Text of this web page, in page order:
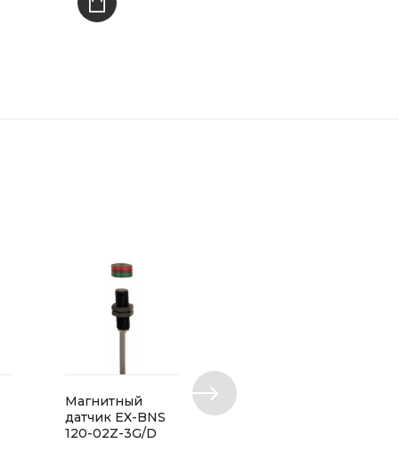
Магнитный
датчик EX-BNS
120-02Z-3G/D
Магнитный